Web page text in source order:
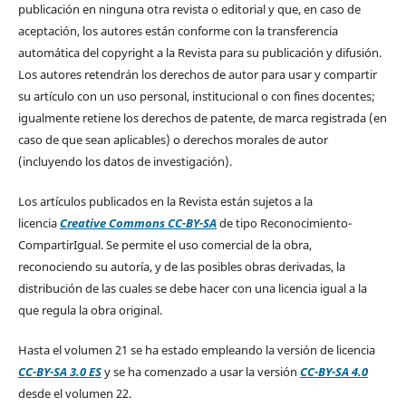
publicación en ninguna otra revista o editorial y que, en caso de
aceptación, los autores están conforme con la transferencia
automática del copyright a la Revista para su publicación y difusión.
Los autores retendrán los derechos de autor para usar y compartir
su artículo con un uso personal, institucional o con fines docentes;
igualmente retiene los derechos de patente, de marca registrada (en
caso de que sean aplicables) o derechos morales de autor
(incluyendo los datos de investigación).
Los artículos publicados en la Revista están sujetos a la
licenciaCreative Commons CC-BY-SAde tipo Reconocimiento-
CompartirIgual. Se permite el uso comercial de la obra,
reconociendo su autoría, y de las posibles obras derivadas, la
distribución de las cuales se debe hacer con una licencia igual a la
que regula la obra original.
Hasta el volumen 21 se ha estado empleando la versión de licencia
CC-BY-SA 3.0 ESy se ha comenzado a usar la versión CC-BY-SA 4.0
desde el volumen 22.